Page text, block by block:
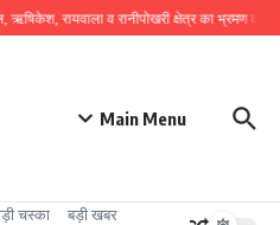
रायवाला व रानीपोखरी क्षेत्र का भ्रमण कर
Main Menu
चस्का
बड़ी खबर